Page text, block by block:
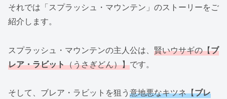
それでは「スプラッシュ・マウンテン」のストーリーをご
紹介します。
スプラッシュ・マウンテンの主人公は、 賢いウサギの【ブ
レア・ラビット（うさぎどん）】です。
そして、ブレア・ラビットを狙う意地悪なキツネ【ブレ